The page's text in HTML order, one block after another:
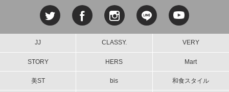
JJ CLASSY. VERY
STORY HERS Mart
美ST bis 和食スタイル